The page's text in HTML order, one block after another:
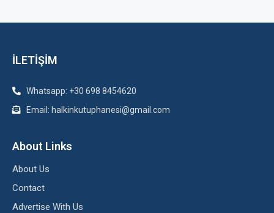
İLETİŞİM
Whatsapp: +30 698 8454620
Email: halkinkutuphanesi@gmail.com
About Links
About Us
Contact
Advertise With Us